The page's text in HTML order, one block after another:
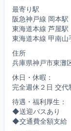
最寄り駅
阪急神戸線 岡本駅
東海道本線 芦屋駅
東海道本線 甲南山
住所
兵庫県神戸市東灘
休日・休暇：
完全週休２日 交代
待遇・福利厚生：
◆送迎バスあり
◆交通費全額支給